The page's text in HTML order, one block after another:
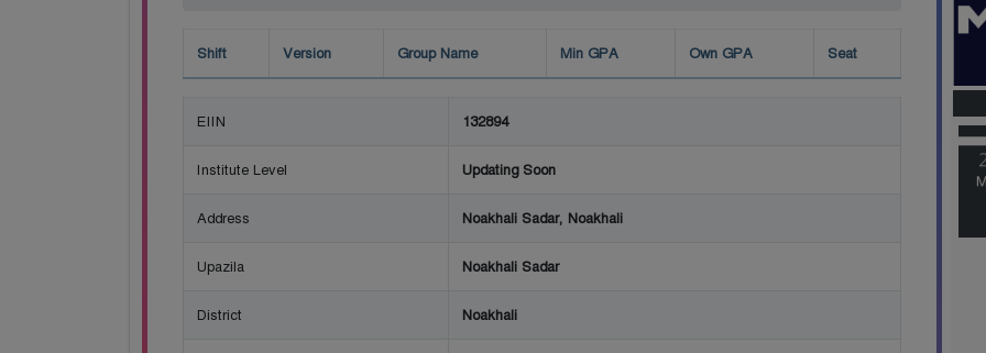
Shift Version Group Name Min GPA Own GPA Seat
EIIN 132894
Institute Level Updating Soon
Address Noakhali Sadar, Noakhali
Upazila Noakhali Sadar
District Noakhali